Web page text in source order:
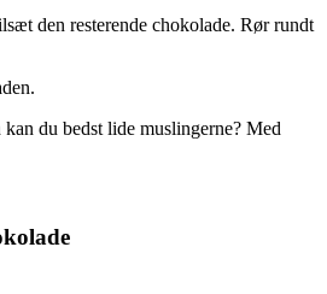
den resterende chokolade. Rør rundt
du bedst lide muslingerne? Med